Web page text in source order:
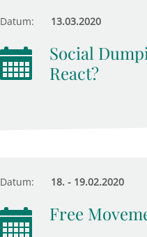
Datum: 13.03.2020
Social
React?
Datum: 18. - 19.02.2020
Free